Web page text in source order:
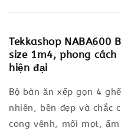
Tekkashop NABA600
size 1m4, phong
hiện đại
Bộ bàn ăn xếp gọn 4
nhiên, bền đẹp và chắc
cong vênh, mối mọt,